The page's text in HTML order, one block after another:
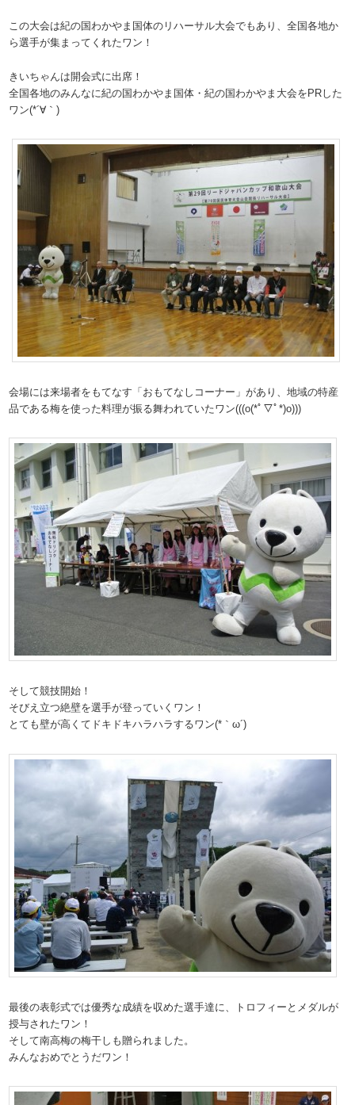
この大会は紀の国わかやま国体のリハーサル大会でもあり、全国各地か
ら選手が集まってくれたワン！
きいちゃんは開会式に出席！
全国各地のみんなに紀の国わかやま国体・紀の国わかやま大会をPRした
ワン(*´∀｀)
会場には来場者をもてなす「おもてなしコーナー」があり、地域の特産
品である梅を使った料理が振る舞われていたワン(((o(*ﾟ▽ﾟ*)o)))
そして競技開始！
そびえ立つ絶壁を選手が登っていくワン！
とても壁が高くてドキドキハラハラするワン(*｀ω´)
最後の表彰式では優秀な成績を収めた選手達に、トロフィーとメダルが
授与されたワン！
そして南高梅の梅干しも贈られました。
みんなおめでとうだワン！